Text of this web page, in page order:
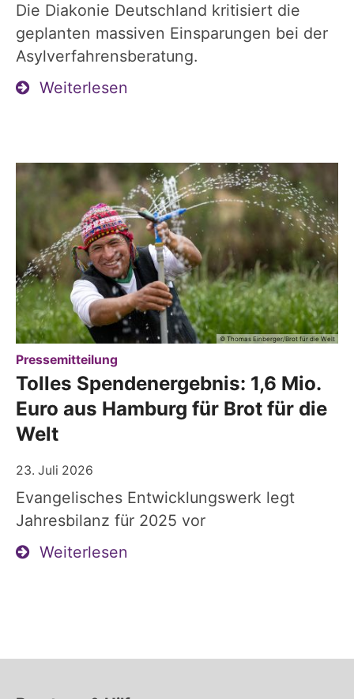
Die Diakonie Deutschland kritisiert die
geplanten massiven Einsparungen bei der
Asylverfahrensberatung.
Weiterlesen
© Thomas Einberger/Brot für die Welt
Pressemitteilung
Tolles Spendenergebnis: 1,6 Mio.
Euro aus Hamburg für Brot für die
Welt
23. Juli 2026
Evangelisches Entwicklungswerk legt
Jahresbilanz für 2025 vor
Weiterlesen